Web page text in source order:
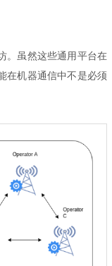
。虽然这些通用平台在
在机器通信中不是必须